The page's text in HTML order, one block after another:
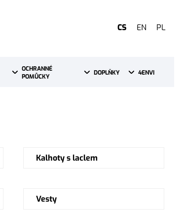
OCHRANNÉ
POMŮCKY
DOPLŇKY 4ENVI
CS EN PL
Kalhoty s laclem
Vesty